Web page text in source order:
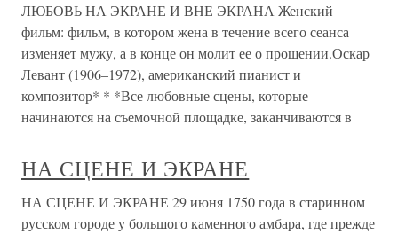
ЛЮБОВЬ НА ЭКРАНЕ И ВНЕ ЭКРАНА Женский
фильм: фильм, в котором жена в течение всего сеанса
изменяет мужу, а в конце он молит ее о прощении.Оскар
Левант (1906–1972), американский пианист и
композитор* * *Все любовные сцены, которые
начинаются на съемочной площадке, заканчиваются в
НА СЦЕНЕ И ЭКРАНЕ
НА СЦЕНЕ И ЭКРАНЕ 29 июня 1750 года в старинном
русском городе у большого каменного амбара, где прежде